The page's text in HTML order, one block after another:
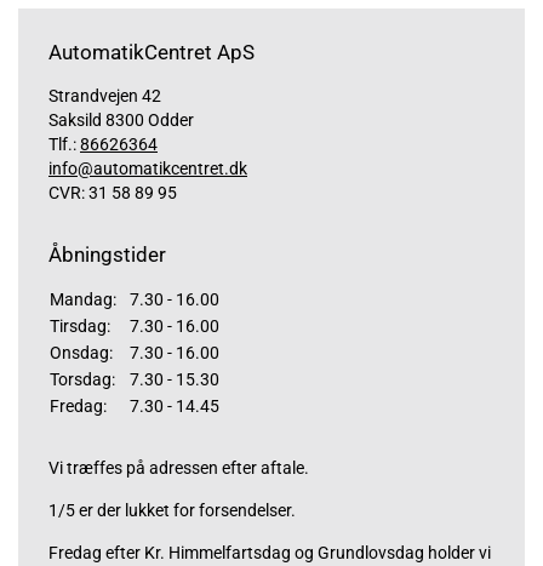
AutomatikCentret ApS
Strandvejen 42
Saksild 8300 Odder
Tlf.:86626364
info@automatikcentret.dk
CVR: 31 58 89 95
Åbningstider
Mandag:
7.30 - 16.00
Tirsdag:
7.30 - 16.00
Onsdag:
7.30 - 16.00
Torsdag:
7.30 - 15.30
Fredag:
7.30 - 14.45
Vi træffes på adressen efter aftale.
1/5 er der lukket for forsendelser.
Fredag efter Kr. Himmelfartsdag og Grundlovsdag holder vi